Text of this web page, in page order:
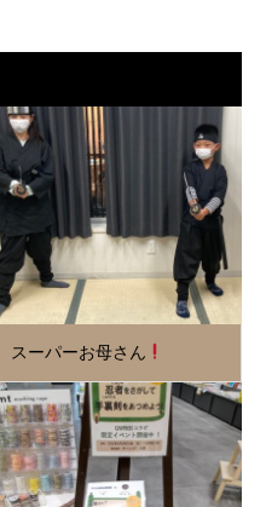
スーパーお母さん